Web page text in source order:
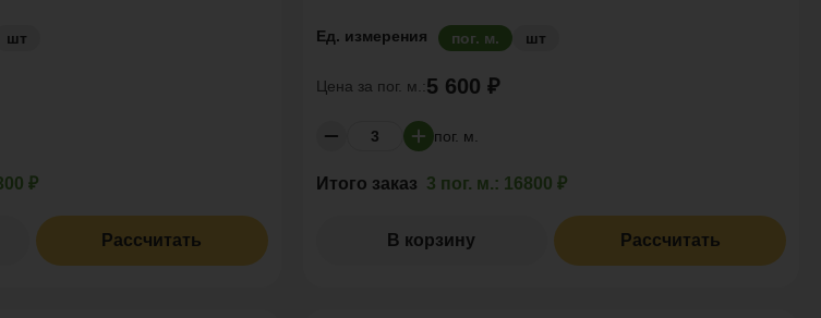
шт
₽
Рассчитать
Ед. измерения пог. м. шт
Цена за пог. м.:5 600 ₽
пог. м.
Итого заказ 3 пог. м.: 16800 ₽
В корзину Рассчитать